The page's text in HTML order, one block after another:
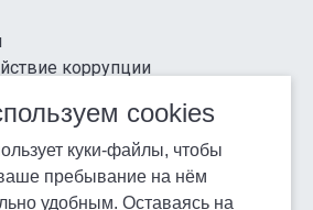
коррупции
защищенность
cookies
куки-файлы, чтобы
пребывание на нём
удобным. Оставаясь на